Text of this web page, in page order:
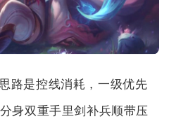
路是控线消耗，一级优先
身双重手里剑补兵顺带压